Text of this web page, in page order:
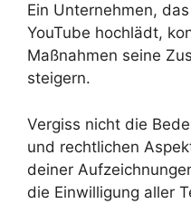
Ein Unternehmen,
YouTube hochlädt,
Maßnahmen seine
steigern.
Vergiss nicht die
und rechtlichen
deiner
die Einwilligung aller